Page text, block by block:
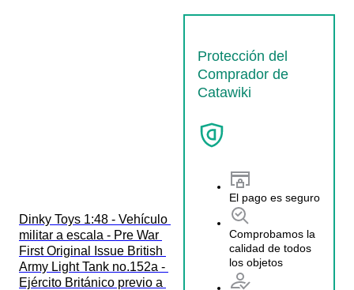
Dinky Toys 1:48 - Vehículo
militar a escala - Pre War
First Original Issue British
Army Light Tank no.152a -
Ejército Británico previo a
Protección del
Comprador de
Catawiki
El pago es seguro
Comprobamos la
calidad de todos
los objetos